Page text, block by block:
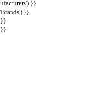
}}
}}
}}
}}